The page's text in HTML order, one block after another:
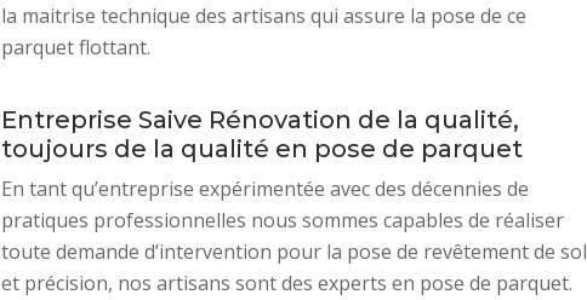
la maitrise technique des artisans qui assure la pose de ce
parquet flottant.
Entreprise Saive Rénovation de la qualité,
toujours de la qualité en pose de parquet
En tant qu’entreprise expérimentée avec des décennies de
pratiques professionnelles nous sommes capables de réaliser
toute demande d’intervention pour la pose de revêtement de sol
et précision, nos artisans sont des experts en pose de parquet.